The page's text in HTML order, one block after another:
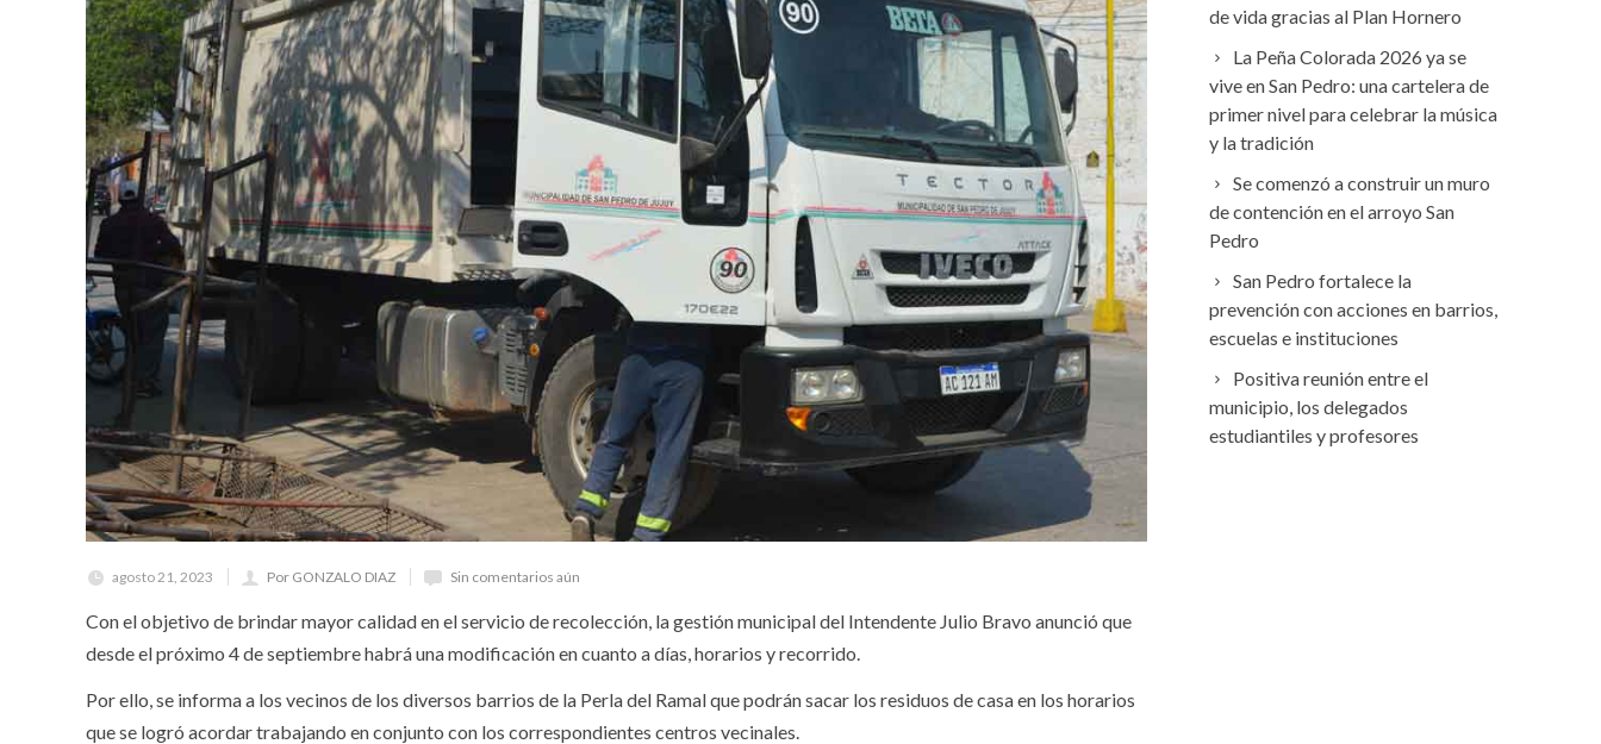
agosto 21, 2023 Por GONZALO DIAZ Sin comentarios aún
Con el objetivo de brindar mayor calidad en el servicio de recolección, la gestión municipal del Intendente Julio Bravo anunció que
desde el próximo 4 de septiembre habrá una modificación en cuanto a días, horarios y recorrido.
Por ello, se informa a los vecinos de los diversos barrios de la Perla del Ramal que podrán sacar los residuos de casa en los horarios
que se logró acordar trabajando en conjunto con los correspondientes centros vecinales.
de vida gracias al Plan Hornero
La Peña Colorada 2026 ya se
vive en San Pedro: una cartelera de
primer nivel para celebrar la música
y la tradición
Se comenzó a construir un muro
de contención en el arroyo San
Pedro
San Pedro fortalece la
prevención con acciones en barrios,
escuelas e instituciones
Positiva reunión entre el
municipio, los delegados
estudiantiles y profesores